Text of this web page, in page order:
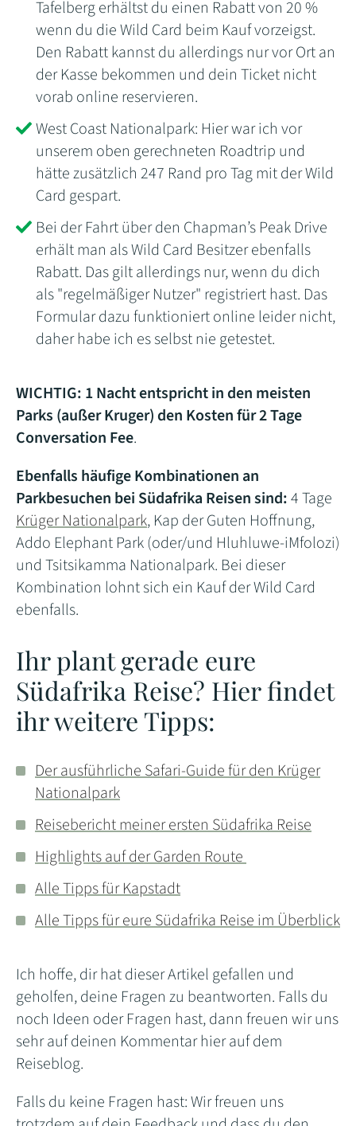
Tafelberg erhältst du einen Rabatt von 20 %
wenn du die Wild Card beim Kauf vorzeigst.
Den Rabatt kannst du allerdings nur vor Ort an
der Kasse bekommen und dein Ticket nicht
vorab online reservieren.
West Coast Nationalpark: Hier war ich vor
unserem oben gerechneten Roadtrip und
hätte zusätzlich 247 Rand pro Tag mit der Wild
Card gespart.
Bei der Fahrt über den Chapman’s Peak Drive
erhält man als Wild Card Besitzer ebenfalls
Rabatt. Das gilt allerdings nur, wenn du dich
als "regelmäßiger Nutzer" registriert hast. Das
Formular dazu funktioniert online leider nicht,
daher habe ich es selbst nie getestet.
WICHTIG: 1 Nacht entspricht in den meisten
Parks (außer Kruger) den Kosten für 2 Tage
Conversation Fee.
Ebenfalls häufige Kombinationen an
Parkbesuchen bei Südafrika Reisen sind:4 Tage
Krüger Nationalpark, Kap der Guten Hoffnung,
Addo Elephant Park (oder/und Hluhluwe-iMfolozi)
und Tsitsikamma Nationalpark. Bei dieser
Kombination lohnt sich ein Kauf der Wild Card
ebenfalls.
Ihr plant gerade eure
Südafrika Reise? Hier findet
ihr weitere Tipps:
Der ausführliche Safari-Guide für den Krüger
Nationalpark
Reisebericht meiner ersten Südafrika Reise
Highlights auf der Garden Route
Alle Tipps für Kapstadt
Alle Tipps für eure Südafrika Reise im Überblick
Ich hoffe, dir hat dieser Artikel gefallen und
geholfen, deine Fragen zu beantworten. Falls du
noch Ideen oder Fragen hast, dann freuen wir uns
sehr auf deinen Kommentar hier auf dem
Reiseblog.
Falls du keine Fragen hast: Wir freuen uns